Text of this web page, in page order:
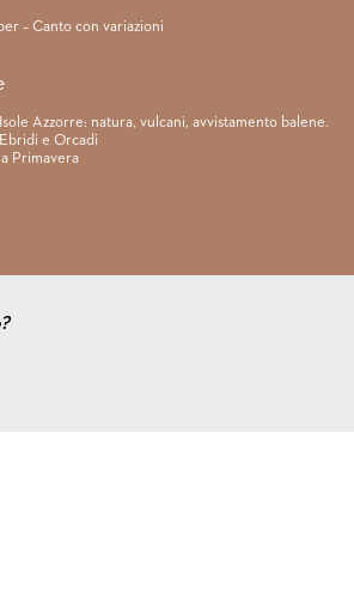
– Canto con variazioni
Azzorre: natura, vulcani, avvistamento balene.
e Orcadi
Primavera